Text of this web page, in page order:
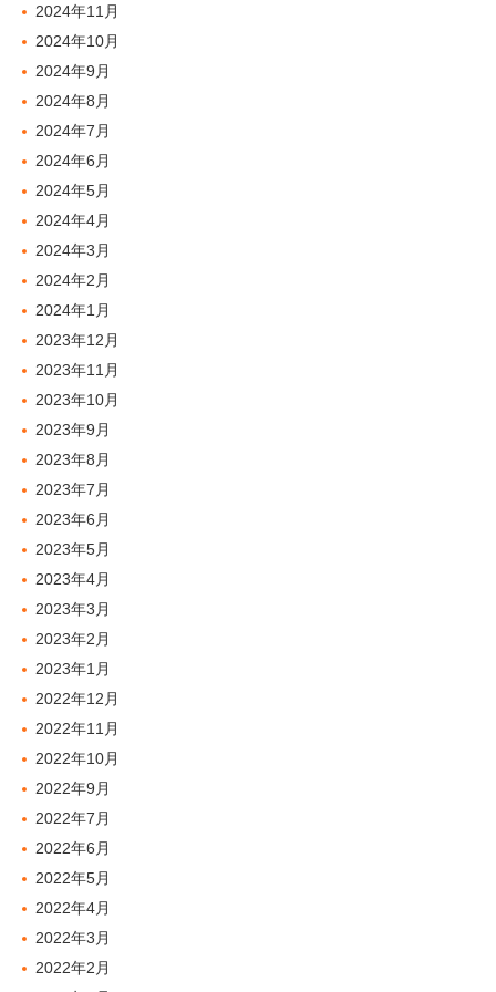
2024年11月
2024年10月
2024年9月
2024年8月
2024年7月
2024年6月
2024年5月
2024年4月
2024年3月
2024年2月
2024年1月
2023年12月
2023年11月
2023年10月
2023年9月
2023年8月
2023年7月
2023年6月
2023年5月
2023年4月
2023年3月
2023年2月
2023年1月
2022年12月
2022年11月
2022年10月
2022年9月
2022年7月
2022年6月
2022年5月
2022年4月
2022年3月
2022年2月